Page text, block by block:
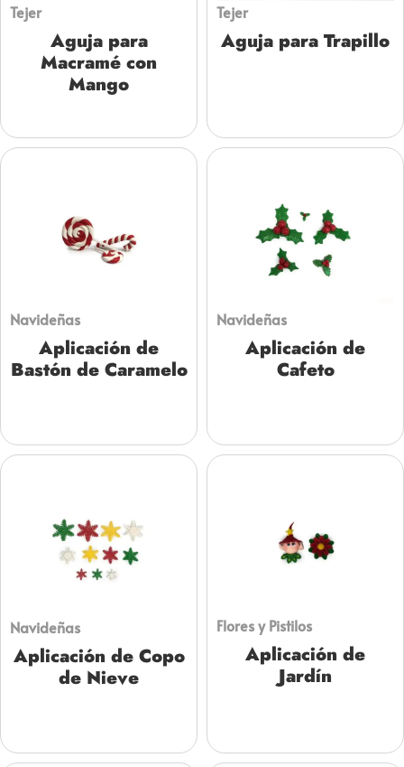
Tejer
Aguja para
Macramé con
Mango
Tejer
Aguja para Trapillo
Navideñas
Aplicación de
Bastón de Caramelo
Navideñas
Aplicación de
Cafeto
Navideñas
Aplicación de Copo
de Nieve
Flores y Pistilos
Aplicación de
Jardín